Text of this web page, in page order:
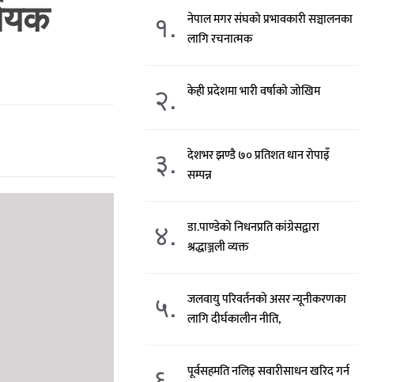
१.
नेपाल मगर संघको प्रभावकारी सञ्चालनका
लागि रचनात्मक
२. केही प्रदेशमा भारी वर्षाको जोखिम
३.
देशभर झण्डै ७० प्रतिशत धान रोपाइँ
सम्पन्न
४.
डा.पाण्डेको निधनप्रति कांग्रेसद्वारा
श्रद्धाञ्जली व्यक्त
५.
जलवायु परिवर्तनको असर न्यूनीकरणका
लागि दीर्घकालीन नीति,
पूर्वसहमति नलिइ सवारीसाधन खरिद गर्न